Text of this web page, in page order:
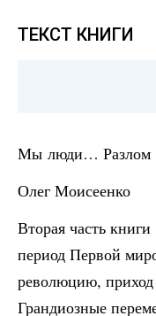
ТЕКСТ КНИГИ
Мы люди… Разлом
Олег Моисеенко
Вторая часть
период Первой
революцию, приход
Грандиозные